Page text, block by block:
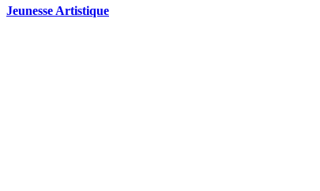
Jeunesse Artistique